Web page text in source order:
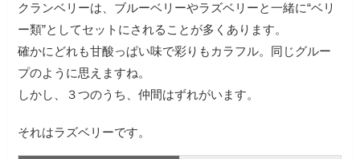
クランベリーは、ブルーベリーやラズベリーと一緒に“ベリ
ー類”としてセットにされることが多くあります。
確かにどれも甘酸っぱい味で彩りもカラフル。同じグルー
プのように思えますね。
しかし、３つのうち、仲間はずれがいます。
それはラズベリーです。